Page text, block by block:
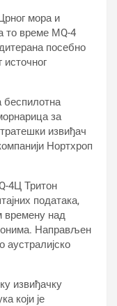
мора и
то време МQ-4
посебно
беспилотна
за
извиђач
Нортхроп
4Ц Тритон
података,
времену над
Направљен
извиђачку
који је